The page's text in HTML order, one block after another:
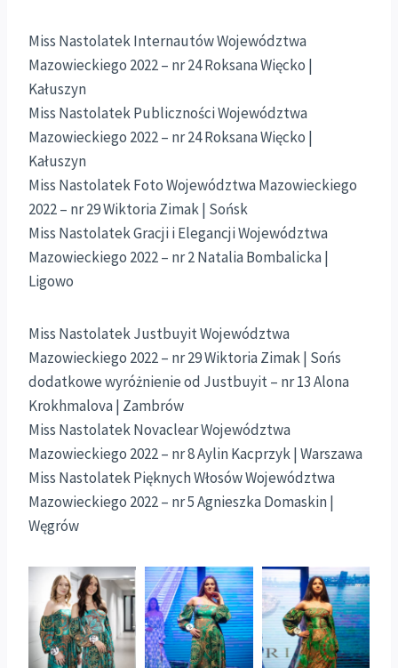
Miss Nastolatek Internautów Województwa
Mazowieckiego 2022 – nr 24 Roksana Więcko |
Kałuszyn
Miss Nastolatek Publiczności Województwa
Mazowieckiego 2022 – nr 24 Roksana Więcko |
Kałuszyn
Miss Nastolatek Foto Województwa Mazowieckiego
2022 – nr 29 Wiktoria Zimak | Sońsk
Miss Nastolatek Gracji i Elegancji Województwa
Mazowieckiego 2022 – nr 2 Natalia Bombalicka |
Ligowo
Miss Nastolatek Justbuyit Województwa
Mazowieckiego 2022 – nr 29 Wiktoria Zimak | Sońs
dodatkowe wyróżnienie od Justbuyit – nr 13 Alona
Krokhmalova | Zambrów
Miss Nastolatek Novaclear Województwa
Mazowieckiego 2022 – nr 8 Aylin Kacprzyk | Warszawa
Miss Nastolatek Pięknych Włosów Województwa
Mazowieckiego 2022 – nr 5 Agnieszka Domaskin |
Węgrów